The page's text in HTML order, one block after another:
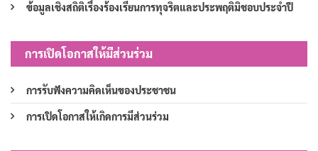
ข้อมูลเชิงสถิติเรื่องร้องเรียนการทุจริตและประพฤติมิชอบประจำปี
การเปิดโอกาสให้มีส่วนร่วม
การรับฟังความคิดเห็นของประชาชน
การเปิดโอกาสให้เกิดการมีส่วนร่วม